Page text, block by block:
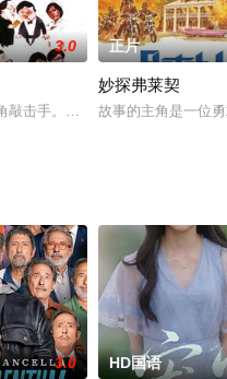
空缺乏逻辑，导致单行本严重
3.0
敲击手。在结婚一周年的纪念日
正片
妙探弗莱契
故事的主角是一位
3.0 HD国语